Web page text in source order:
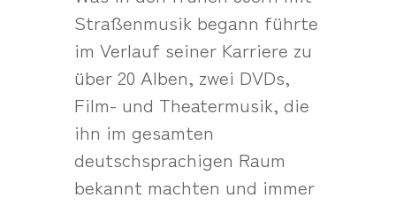
Straßenmusik begann führte
im Verlauf seiner Karriere zu
über 20 Alben, zwei DVDs,
Film- und Theatermusik, die
ihn im gesamten
deutschsprachigen Raum
bekannt machten und immer